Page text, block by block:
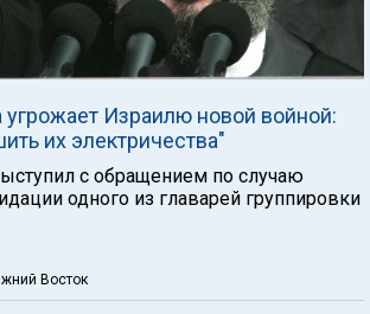
угрожает Израилю новой войной:
их электричества"
с обращением по случаю
одного из главарей группировки
Восток